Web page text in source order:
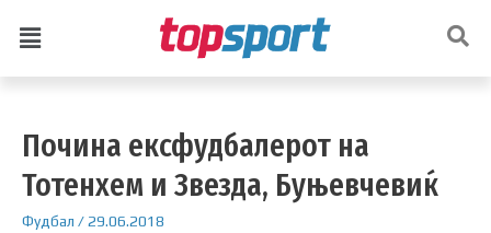
Почина ексфудбалерот на
Тотенхем и Звезда, Буњевчевиќ
Фудбал /29.06.2018